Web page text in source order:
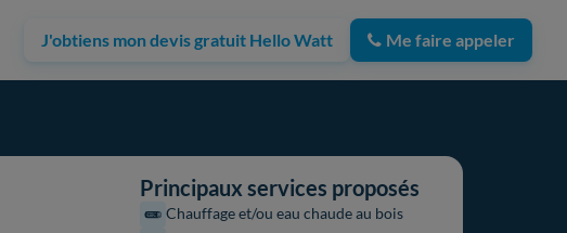
J'obtiens mon devis gratuit Hello Watt Me faire appeler
Principaux services proposés
Chauffage et/ou eau chaude au bois